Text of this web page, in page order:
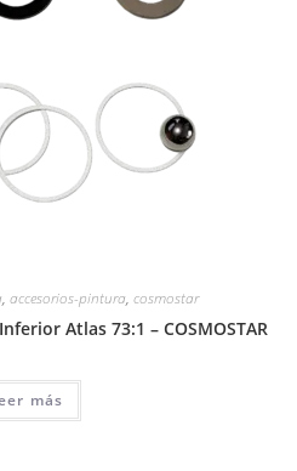
, accesorios-pintura, cosmostar
Atlas 73:1 – COSMOSTAR
más